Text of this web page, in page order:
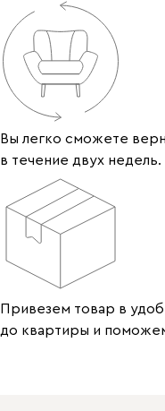
Вы легко сможете
в течение двух недель.
Привезем товар в
до квартиры и